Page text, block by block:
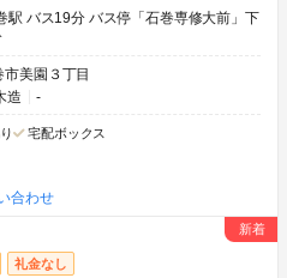
駅 バス19分 バス停「石巻専修大前」下
美園３丁目
造 -
宅配ボックス
合わせ
礼金なし